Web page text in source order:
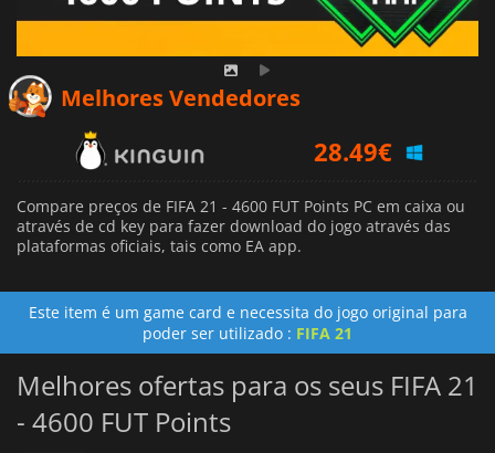
Melhores Vendedores
Compare preços de FIFA 21 - 4600 FUT Points PC em caixa ou
através de cd key para fazer download do jogo através das
plataformas oficiais, tais como EA app.
Este item é um game card e necessita do jogo original para
poder ser utilizado : FIFA 21
Melhores ofertas para os seus FIFA 21
- 4600 FUT Points